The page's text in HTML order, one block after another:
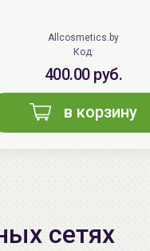
Allcosmetics.by
Код:
400.00 руб.
в корзину
сетях